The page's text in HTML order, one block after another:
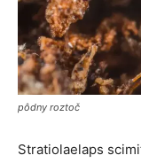
pôdny roztoč
Stratiolaelaps